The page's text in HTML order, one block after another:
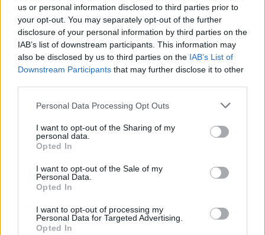
us or personal information disclosed to third parties prior to
your opt-out. You may separately opt-out of the further
disclosure of your personal information by third parties on the
IAB’s list of downstream participants. This information may
also be disclosed by us to third parties on the IAB’s List of
Downstream Participants that may further disclose it to other
Please note that this website/app uses one or more Google
not limited to your visit or usage behaviour. You may click to
grant or deny consent to Google and its third-party tags to
use your data for below specified purposes in below Google
consent section.
Personal Data Processing Opt Outs
I want to opt-out of the Sharing of my
personal data.
Opted In
I want to opt-out of the Sale of my
Personal Data.
Opted In
I want to opt-out of processing my
Personal Data for Targeted Advertising.
Opted In
Η Βαρκελώνη και το Μιλάνο είναι από τις πιο
ελκυστικές πόλεις της Ευρώπης: η πρώτη για την
τέχνη, την αρχιτεκτονική και την μεσογειακή
ατμόσφαιρα, η δεύτερη ως μητρόπολη της μόδας,
του design και με εύκολη πρόσβαση σε δημοφιλείς
προορισμούς του ιταλικού Βορρά.
Η JetBlue υπόσχεται «premium εμπειρία» ακόμη
και για ταξιδιώτες economy (“core”), με ποιοτικά
γεύματα, δωρεάν σνακ, ποτά, streaming & Wi-Fi
κατά τη διάρκεια της πτήσης, ενώ για επιβάτες
business class (προϊόν “Mint”) προσφέρονται lie-
flat καθίσματα και υπηρεσίες υψηλού επιπέδου.